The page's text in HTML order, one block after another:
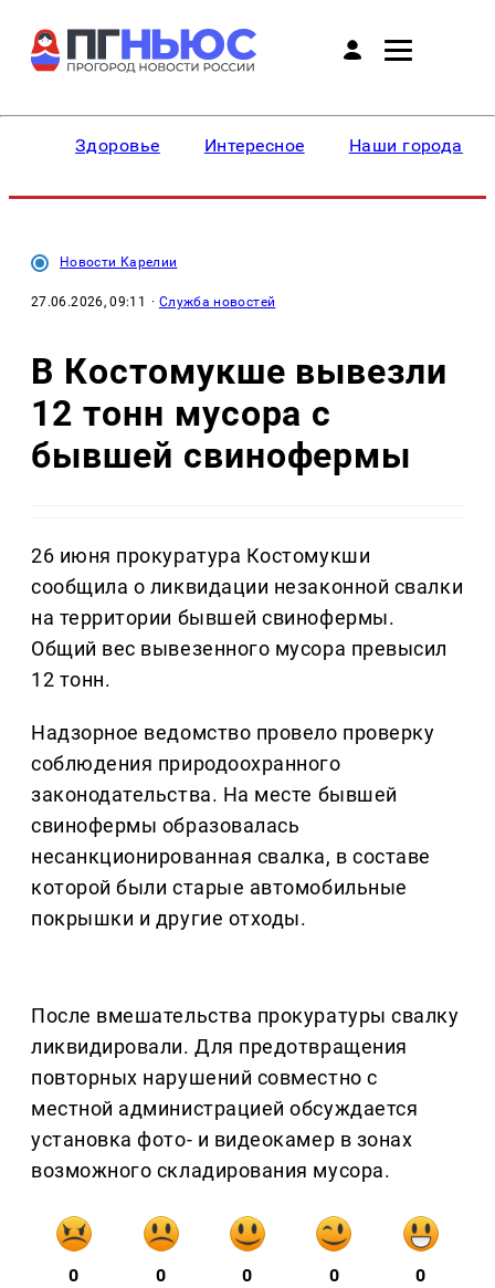
Здоровье Интересное Наши города
Новости Карелии
27.06.2026, 09:11 · Служба новостей
В Костомукше вывезли
12 тонн мусора с
бывшей свинофермы
26 июня прокуратура Костомукши
сообщила о ликвидации незаконной свалки
на территории бывшей свинофермы.
Общий вес вывезенного мусора превысил
12 тонн.
Надзорное ведомство провело проверку
соблюдения природоохранного
законодательства. На месте бывшей
свинофермы образовалась
несанкционированная свалка, в составе
которой были старые автомобильные
покрышки и другие отходы.
После вмешательства прокуратуры свалку
ликвидировали. Для предотвращения
повторных нарушений совместно с
местной администрацией обсуждается
установка фото- и видеокамер в зонах
возможного складирования мусора.
0 0 0 0 0